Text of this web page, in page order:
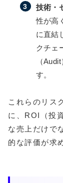
技術・
性が高
に直結
クチェ
（
す。
これらのリス
に、ROI（投
な売上だけで
的な評価が求